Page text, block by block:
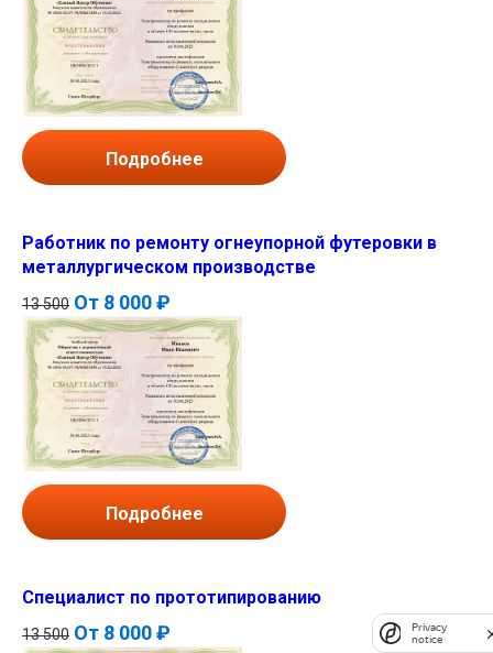
Подробнее
Работник по ремонту огнеупорной футеровки в
металлургическом производстве
13 500 От 8 000 ₽
Подробнее
Специалист по прототипированию
13 500 От 8 000 ₽
Privacy
notice